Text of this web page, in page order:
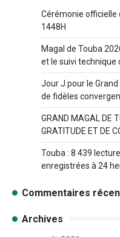
Cérémonie officielle
1448H
Magal de Touba
et le suivi technique
Jour J pour le
de fidèles
GRAND MAGAL DE
GRATITUDE ET DE
Touba : 8 439
enregistrées à 24
Commentaires
Archives